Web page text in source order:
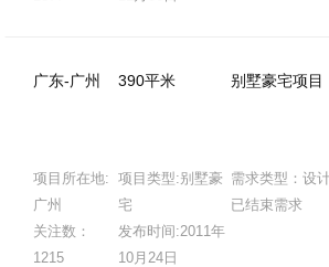
广东-广州 390平米 别墅豪宅项目
项目所在地:
广州
关注数：
1215
项目类型:别墅豪
宅
发布时间:2011年
10月24日
需求类型：设
已结束需求